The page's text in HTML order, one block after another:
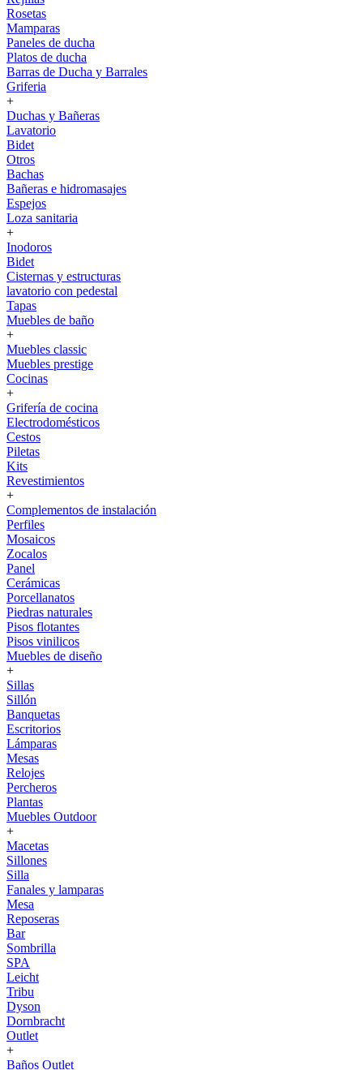
Rosetas
Mamparas
Paneles de ducha
Platos de ducha
Barras de Ducha y Barrales
Griferia
+
Duchas y Bañeras
Lavatorio
Bidet
Otros
Bachas
Bañeras e hidromasajes
Espejos
Loza sanitaria
+
Inodoros
Bidet
Cisternas y estructuras
lavatorio con pedestal
Tapas
Muebles de baño
+
Muebles classic
Muebles prestige
Cocinas
+
Grifería de cocina
Electrodomésticos
Cestos
Piletas
Kits
Revestimientos
+
Complementos de instalación
Perfiles
Mosaicos
Zocalos
Panel
Cerámicas
Porcellanatos
Piedras naturales
Pisos flotantes
Pisos vinilicos
Muebles de diseño
+
Sillas
Sillón
Banquetas
Escritorios
Lámparas
Mesas
Relojes
Percheros
Plantas
Muebles Outdoor
+
Macetas
Sillones
Silla
Fanales y lamparas
Mesa
Reposeras
Bar
Sombrilla
SPA
Leicht
Tribu
Dyson
Dornbracht
Outlet
+
Baños Outlet